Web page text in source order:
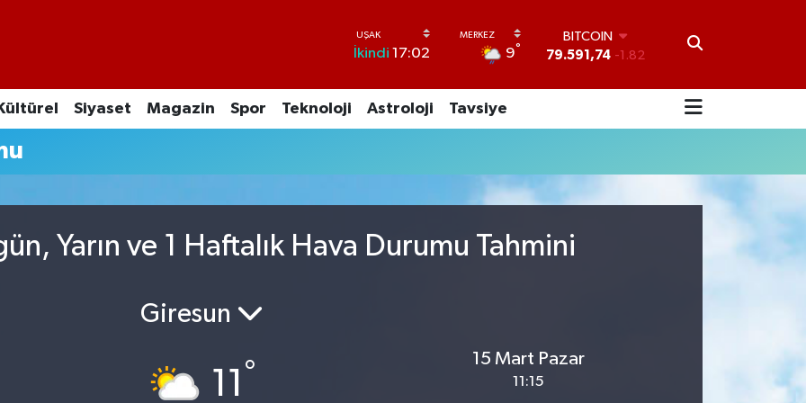
İkindi 17:02 9°
BITCOIN
79.591,74 -1.82
45,43620 0.02
53,38690 0.19
6862,09000 0.19
14.598,00
Kültürel Siyaset Magazin Spor Teknoloji Astroloji Tavsiye
Yarın ve 1 Haftalık Hava Durumu Tahmini
Giresun
11 °
15 Mart Pazar
11:15